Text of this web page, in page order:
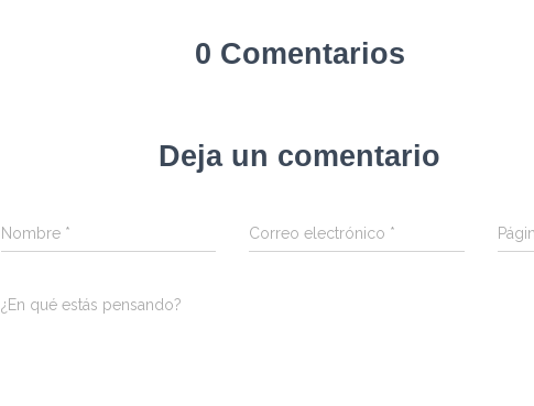
0 Comentarios
Deja un comentario
Nombre * Correo electrónico *
¿En qué estás pensando?